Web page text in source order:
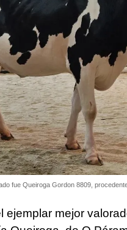
fue Queiroga Gordon 8809,
ejemplar mejor